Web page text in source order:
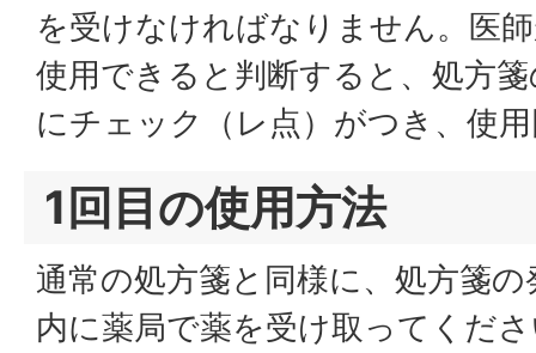
を受けなければなりません。医
使用できると判断すると、処方
にチェック（レ点）がつき、使
1回目の使用方法
通常の処方箋と同様に、処方箋
内に薬局で薬を受け取ってくだ